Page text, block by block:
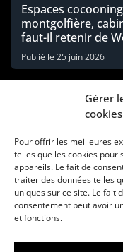
Gérer
cookies
Pour offrir les meilleures
telles que les cookies
appareils. Le fait de
traiter des données telles
uniques sur ce site. Le fait
consentement peut avoir
et fonctions.
Espaces
montgolfière,
faut-il retenir de
Publié le 25 juin 2026
Une marque d’Agora